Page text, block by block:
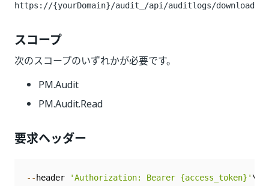
https://{yourDomain}/audit_
/api/auditlogs/download
スコープ
次のスコープのいずれかが必要です。
PM.Audit
PM.Audit.Read
要求ヘッダー
-- header 'Authorization: Bearer {access_token}'